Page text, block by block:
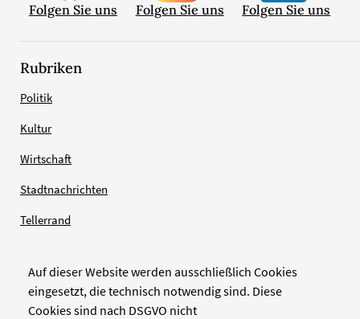
Auf dieser Website werden ausschließlich Cookies
eingesetzt, die technisch notwendig sind. Diese
Cookies sind nach DSGVO nicht
Folgen Sie uns Folgen Sie uns Folgen Sie uns
Rubriken
Politik
Kultur
Wirtschaft
Stadtnachrichten
Tellerrand
Verlag